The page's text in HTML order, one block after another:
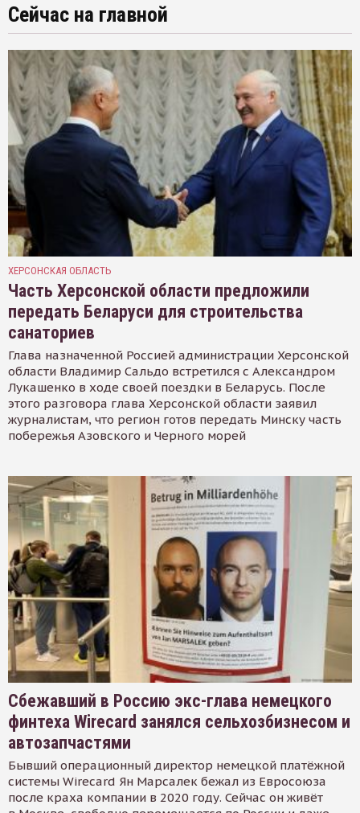
Сейчас на главной
ХЕРСОНСКАЯ ОБЛАСТЬ
Часть Херсонской области предложили
передать Беларуси для строительства
санаториев
Глава назначенной Россией администрации Херсонской
области Владимир Сальдо встретился с Александром
Лукашенко в ходе своей поездки в Беларусь. После
этого разговора глава Херсонской области заявил
журналистам, что регион готов передать Минску часть
побережья Азовского и Черного морей
Сбежавший в Россию экс-глава немецкого
финтеха Wirecard занялся сельхозбизнесом и
автозапчастями
Бывший операционный директор немецкой платёжной
системы Wirecard Ян Марсалек бежал из Евросоюза
после краха компании в 2020 году. Сейчас он живёт